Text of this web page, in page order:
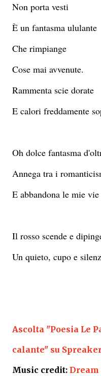
Non porta vesti
È un fantasma ululante
Che rimpiange
Cose mai avvenute.
Rammenta scie dorate
E calori freddamente
Oh dolce fantasma
Annega tra i
E abbandona le mie vie
Il rosso scende e
Un quieto, cupo e
Ascolta "Poesia Le
calante" su
Music credit: